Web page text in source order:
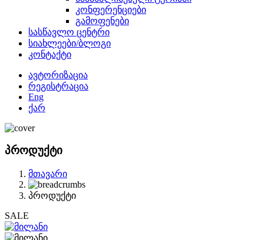
კონფერენციები
გამოფენები
სასწავლო ცენტრი
სიახლეები/ბლოგი
კონტაქტი
ავტორიზაცია
რეგისტრაცია
Eng
ქარ
პროდუქტი
მთავარი
პროდუქტი
SALE